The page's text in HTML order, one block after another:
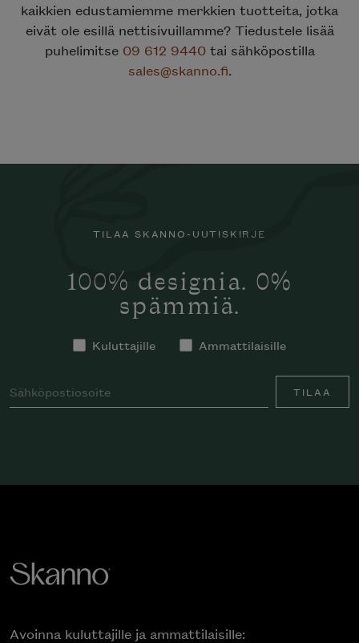
kaikkien edustamiemme merkkien tuotteita, jotka
eivät ole esillä nettisivuillamme? Tiedustele lisää
puhelimitse 09 612 9440tai sähköpostilla
sales@skanno.fi.
TILAA SKANNO-UUTISKIRJE
100% designia. 0%
spämmiä.
Kuluttajille Ammattilaisille
TILAA
Avoinna kuluttajille ja ammattilaisille: